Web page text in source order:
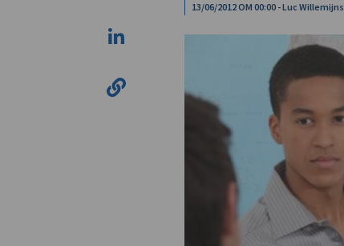
13/06/2012 OM 00:00 - Luc Willemijns